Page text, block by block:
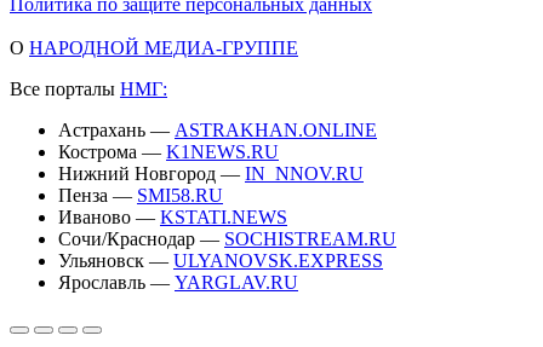
Политика по защите персональных данных
О НАРОДНОЙ МЕДИА-ГРУППЕ
Все порталы НМГ:
Астрахань — ASTRAKHAN.ONLINE
Кострома — K1NEWS.RU
Нижний Новгород — IN_NNOV.RU
Пенза — SMI58.RU
Иваново — KSTATI.NEWS
Сочи/Краснодар — SOCHISTREAM.RU
Ульяновск — ULYANOVSK.EXPRESS
Ярославль — YARGLAV.RU